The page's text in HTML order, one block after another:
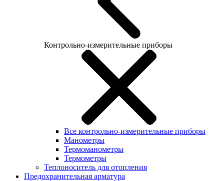
Контрольно-измерительные приборы
Все контрольно-измерительные приборы
Манометры
Термоманометры
Термометры
Теплоноситель для отопления
Предохранительная арматура